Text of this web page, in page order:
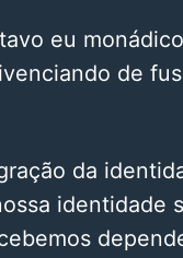
eu
de
da
identidade